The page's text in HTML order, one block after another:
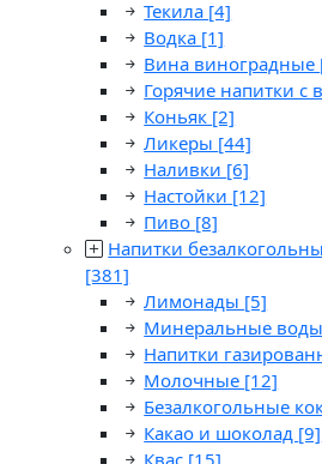
Текила [4]
Водка [1]
Вина виноградные
Горячие напитки с
Коньяк [2]
Ликеры [44]
Наливки [6]
Настойки [12]
Пиво [8]
Напитки
[381]
Лимонады [5]
Минеральные воды
Напитки
Молочные [12]
Безалкогольные
Какао и шоколад [9]